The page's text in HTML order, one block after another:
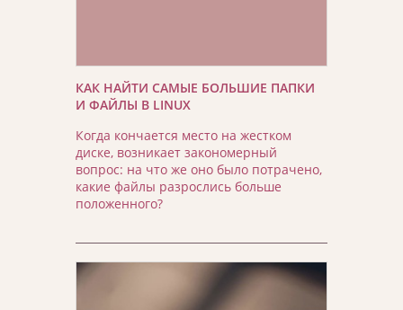
КАК НАЙТИ САМЫЕ БОЛЬШИЕ ПАПКИ
И ФАЙЛЫ В LINUX
Когда кончается место на жестком
диске, возникает закономерный
вопрос: на что же оно было потрачено,
какие файлы разрослись больше
положенного?